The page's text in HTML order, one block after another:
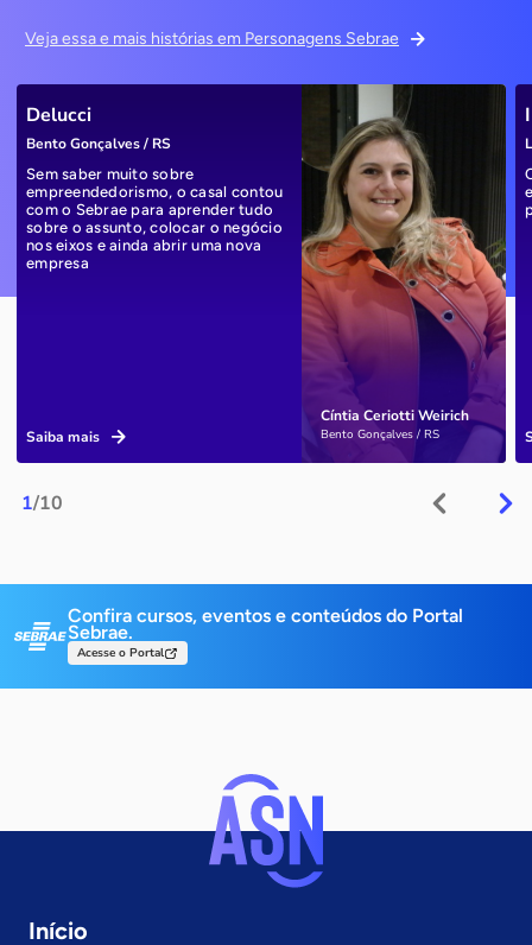
Veja essa e mais histórias em Personagens Sebrae
1/10
Cíntia Ceriotti Weirich
Bento Gonçalves / RS
Delucci
Bento Gonçalves / RS
Sem saber muito sobre
empreendedorismo, o casal contou
com o Sebrae para aprender tudo
sobre o assunto, colocar o negócio
nos eixos e ainda abrir uma nova
empresa
Saiba mais
Confira cursos, eventos e conteúdos do Portal
Sebrae.
Acesse o Portal
Início